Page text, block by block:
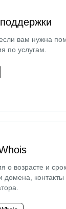
вам нужна
по услугам.
о возрасте и
домена, контакты